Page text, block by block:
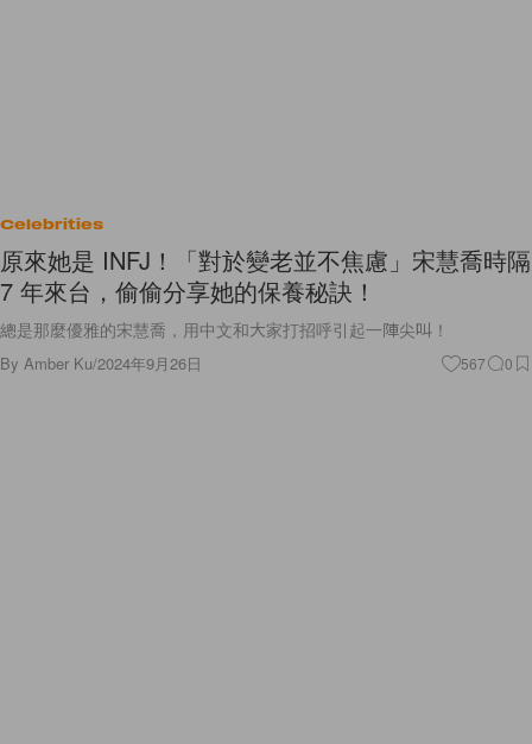
Celebrities
原來她是 INFJ！「對於變老並不焦慮」宋慧喬時隔
7 年來台，偷偷分享她的保養秘訣！
總是那麼優雅的宋慧喬，用中文和大家打招呼引起一陣尖叫！
By Amber Ku/2024年9月26日 567 0